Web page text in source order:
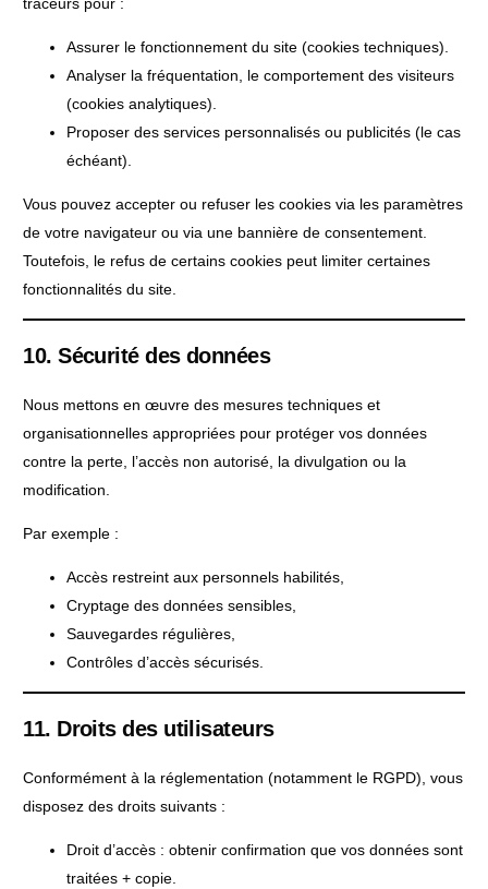
Assurer le fonctionnement du site (cookies techniques).
Analyser la fréquentation, le comportement des visiteurs
(cookies analytiques).
Proposer des services personnalisés ou publicités (le cas
échéant).
Vous pouvez accepter ou refuser les cookies via les paramètres
de votre navigateur ou via une bannière de consentement.
Toutefois, le refus de certains cookies peut limiter certaines
fonctionnalités du site.
10. Sécurité des données
Nous mettons en œuvre des mesures techniques et
organisationnelles appropriées pour protéger vos données
contre la perte, l’accès non autorisé, la divulgation ou la
modification.
Par exemple :
Accès restreint aux personnels habilités,
Cryptage des données sensibles,
Sauvegardes régulières,
Contrôles d’accès sécurisés.
11. Droits des utilisateurs
Conformément à la réglementation (notamment le RGPD), vous
disposez des droits suivants :
Droit d’accès : obtenir confirmation que vos données sont
traitées + copie.